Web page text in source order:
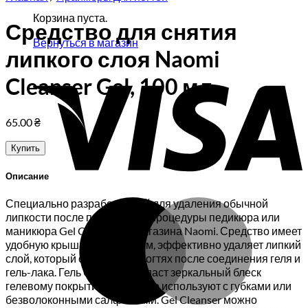
Корзина пуста.
Вернуться в магазин
Средство для снятия
липкого слоя Naomi
Cleanser Gel, 100 мл
65.00₴
Купить
Описание
Специально разработанный для удаления обычной
липкости после проведения процедуры педикюра или
маникюра Gel Cleanser от магазина Naomi. Средство имеет
удобную крышку с дозатором, эффективно удаляет липкий
слой, который остается на ногтях после соединения геля и
гель-лака. Гель Cleanser придаст зеркальный блеск
гелевому покрытию. Средство используют с губками или
безволоконными салфетками. Gel Cleanser можно